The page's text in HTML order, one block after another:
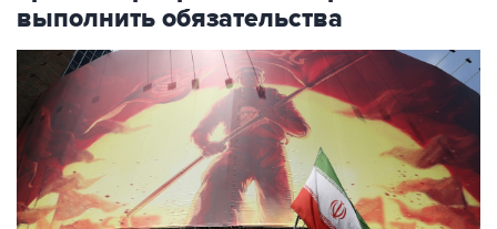
выполнить обязательства